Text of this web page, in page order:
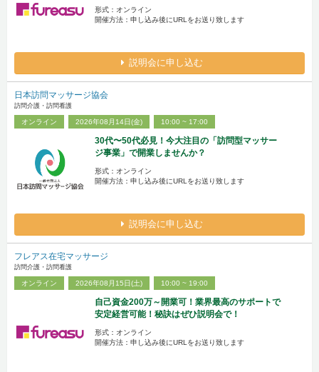
形式：オンライン
開催方法：申し込み後にURLをお送り致します
説明会に申し込む
日本訪問マッサージ協会
訪問介護・訪問看護
オンライン 2026年08月14日(金) 10:00 ~ 17:00
30代〜50代必見！今大注目の「訪問型マッサー
ジ事業」で開業しませんか？
形式：オンライン
開催方法：申し込み後にURLをお送り致します
説明会に申し込む
フレアス在宅マッサージ
訪問介護・訪問看護
オンライン 2026年08月15日(土) 10:00 ~ 19:00
自己資金200万～開業可！業界最高のサポートで
安定経営可能！秘訣はぜひ説明会で！
形式：オンライン
開催方法：申し込み後にURLをお送り致します